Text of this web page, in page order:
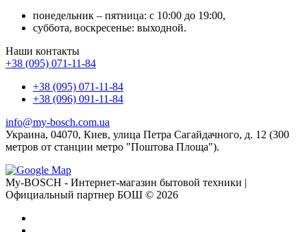
понедельник – пятница: с 10:00 до 19:00,
суббота, воскресенье: выходной.
Наши контакты
+38 (095) 071-11-84
+38 (095) 071-11-84
+38 (096) 091-11-84
info@my-bosch.com.ua
Украина, 04070, Киев, улица Петра Сагайдачного, д. 12 (300
метров от станции метро "Поштова Площа").
My-BOSCH - Интернет-магазин бытовой техники |
Официальный партнер БОШ © 2026